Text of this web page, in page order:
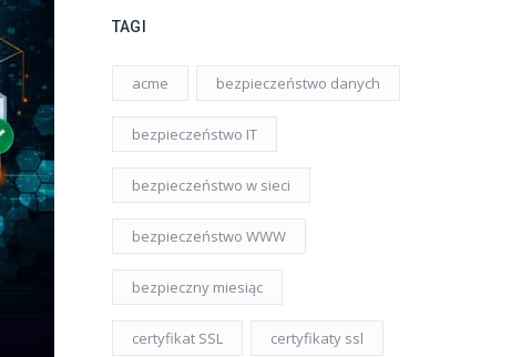
TAGI
acme bezpieczeństwo danych
bezpieczeństwo IT
bezpieczeństwo w sieci
bezpieczeństwo WWW
bezpieczny miesiąc
certyfikat SSL certyfikaty ssl